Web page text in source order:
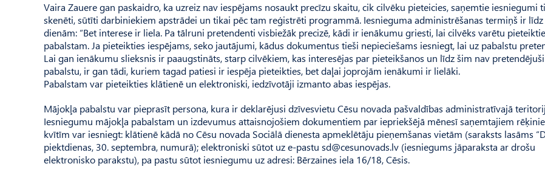
Vaira Zauere gan paskaidro, ka uzreiz nav iespējams nosaukt precīzu skaitu, cik cilvēku pieteicies, saņemtie iesniegumi
skenēti, sūtīti darbiniekiem apstrādei un tikai pēc tam reģistrēti programmā. Iesnieguma administrēšanas termiņš ir līdz
dienām: “Bet interese ir liela. Pa tālruni pretendenti visbiežāk precizē, kādi ir ienākumu griesti, lai cilvēks varētu
pabalstam. Ja pieteikties iespējams, seko jautājumi, kādus dokumentus tieši nepieciešams iesniegt, lai uz pabalstu
Lai gan ienākumu slieksnis ir paaugstināts, starp cilvēkiem, kas interesējas par pieteikšanos un līdz šim nav
pabalstu, ir gan tādi, kuriem tagad patiesi ir iespēja pieteikties, bet daļai joprojām ienākumi ir lielāki.
Pabalstam var pieteikties klātienē un elektroniski, iedzīvotāji izmanto abas iespējas.
Mājokļa pabalstu var pieprasīt persona, kura ir deklarējusi dzīvesvietu Cēsu novada pašvaldības administratīvajā
Iesniegumu mājokļa pabalstam un izdevumus attaisnojošiem dokumentiem par iepriekšējā mēnesī saņemtajiem
kvītīm var iesniegt: klātienē kādā no Cēsu novada Sociālā dienesta apmeklētāju pieņemšanas vietām (saraksts lasāms
piektdienas, 30. septembra, numurā); elektroniski sūtot uz e-pastu sd@cesunovads.lv (iesniegums jāparaksta ar drošu
elektronisko parakstu), pa pastu sūtot iesniegumu uz adresi: Bērzaines iela 16/18, Cēsis.